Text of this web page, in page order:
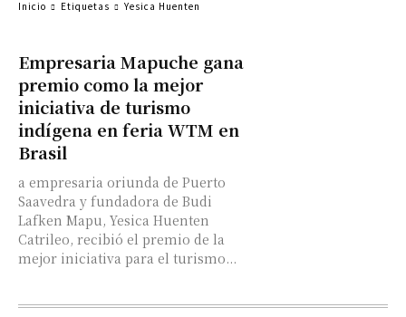
Empresaria Mapuche gana
premio como la mejor
iniciativa de turismo
indígena en feria WTM en
Brasil
a empresaria oriunda de Puerto
Saavedra y fundadora de Budi
Lafken Mapu, Yesica Huenten
Catrileo, recibió el premio de la
mejor iniciativa para el turismo...
Inicio Etiquetas Yesica Huenten